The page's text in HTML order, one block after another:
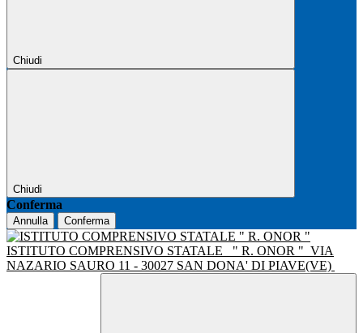
Chiudi
Chiudi
Conferma
Annulla Conferma
ISTITUTO COMPRENSIVO STATALE " R. ONOR " VIA
NAZARIO SAURO 11 - 30027 SAN DONA' DI PIAVE(VE)